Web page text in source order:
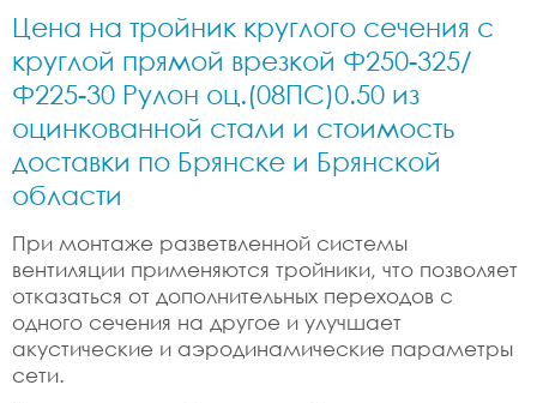
Цена на тройник круглого сечения с
круглой прямой врезкой Ф250-325/
Ф225-30 Рулон оц.(08ПС)0.50 из
оцинкованной стали и стоимость
доставки по Брянске и Брянской
области
При монтаже разветвленной системы
вентиляции применяются тройники, что позволяет
отказаться от дополнительных переходов с
одного сечения на другое и улучшает
акустические и аэродинамические параметры
сети.